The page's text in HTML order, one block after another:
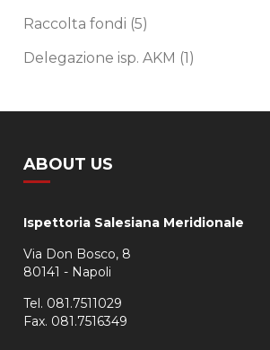
Raccolta fondi (5)
Delegazione isp. AKM (1)
ABOUT US
Ispettoria Salesiana Meridionale
Via Don Bosco, 8
80141 - Napoli
Tel. 081.7511029
Fax. 081.7516349